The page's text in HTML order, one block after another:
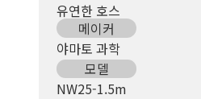
유연한 호스
메이커
야마토 과학
모델
NW25-1.5m